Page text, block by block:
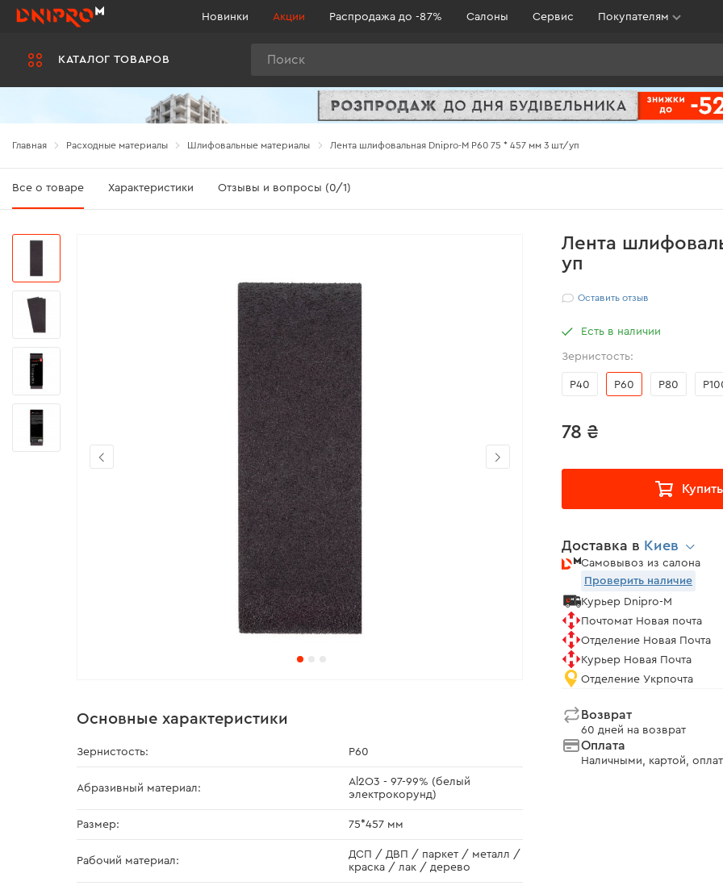
КАТАЛОГ ТОВАРОВ
Новинки Акции Распродажа до -87% Салоны Сервис Покупателям
Главная Расходные материалы Шлифовальные материалы Лента шлифовальная Dnipro-M Р60 75 * 457 мм 3 шт/уп
Все о товаре Характеристики Отзывы и вопросы (0/1)
Лента
уп
Оставить отзыв
Есть в наличии
Зернистость:
Р40 Р60 Р80
78 ₴
Купить
Доставка в Киев
Самовывоз из салона
Проверить наличие
Курьер Dnipro-M
Почтомат Новая почта
Отделение Новая Почта
Курьер Новая Почта
Отделение Укрпочта
Возврат
60 дней на возврат
Оплата
Наличными, картой,
Основные характеристики
Зернистость: Р60
Абразивный материал:
Al2O3 - 97-99% (белый
электрокорунд)
Размер: 75*457 мм
Рабочий материал:
ДСП / ДВП / паркет / металл /
краска / лак / дерево